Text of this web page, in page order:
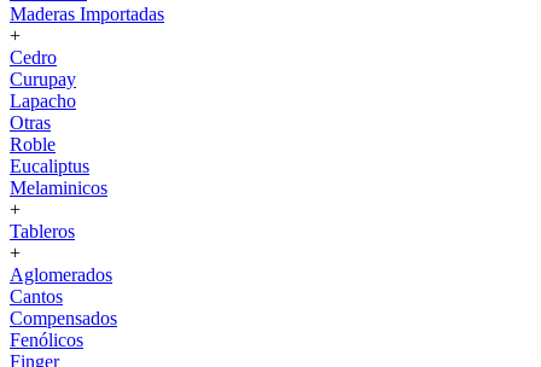
Maderas Importadas
+
Cedro
Curupay
Lapacho
Otras
Roble
Eucaliptus
Melaminicos
+
Tableros
+
Aglomerados
Cantos
Compensados
Fenólicos
Finger